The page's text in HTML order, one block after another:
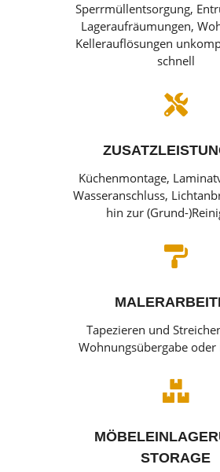
Sperrmüllentsorgung,
Lageraufräumungen,
Kellerauflösungen
schnell

Küchenmontage,
Wasseranschluss,
hin zur (Grund-

Tapezieren und
Wohnungsübergabe oder

STORAGE